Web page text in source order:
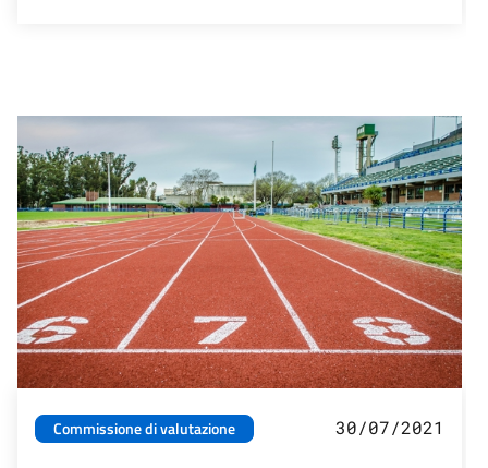
Commissione di valutazione 30/07/2021